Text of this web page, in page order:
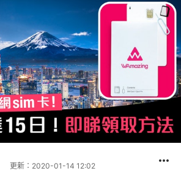
更新： 2020-01-14 12:02